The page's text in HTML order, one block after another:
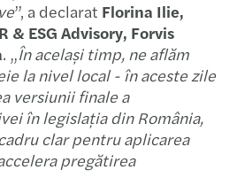
”, a declarat Florina Ilie,
& ESG Advisory, Forvis
. „În același timp, ne aflăm
la nivel local - în aceste zile
versiunii finale a
în legislația din România,
clar pentru aplicarea
pregătirea